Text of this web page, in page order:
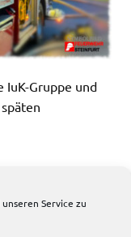
Service zu
IuK-Gruppe und